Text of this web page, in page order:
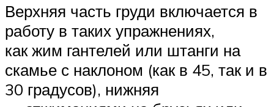
Верхняя часть груди включается в
работу в таких упражнениях,
как жим гантелей или штанги на
скамье с наклоном (как в 45, так и в
30 градусов), нижняя